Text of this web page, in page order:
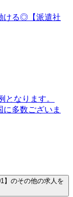
ける◎【派遣社
なります。
多数ございま
】のその他の求人を